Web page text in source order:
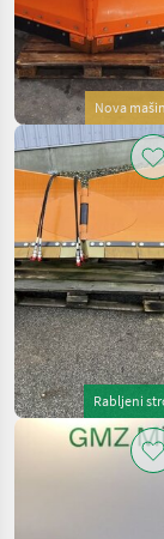
Kugelmann
Hydrac
Hauer
Samasz
Wintec
Schmidt
Prikaži
sve
(40)
MARKETPLACE
Marketplace
Nova
Rabljeni